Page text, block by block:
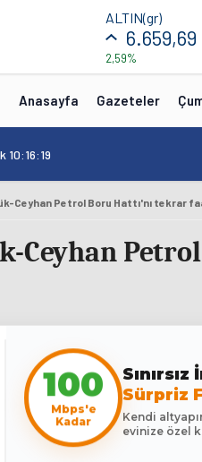
ALTIN(gr)
6.659,69
2,59%
Anasayfa Gazeteler
10:16:19
Ceyhan
100
Mbps'e
Kadar
Sürpriz
Kendi
evinize özel